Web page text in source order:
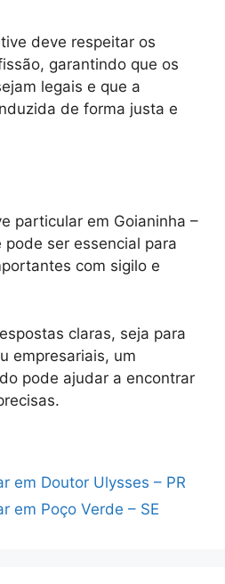
deve respeitar os
garantindo que os
legais e que a
de forma justa e
particular em Goianinha –
ser essencial para
com sigilo e
claras, seja para
empresariais, um
pode ajudar a encontrar
em Doutor Ulysses – PR
em Poço Verde – SE